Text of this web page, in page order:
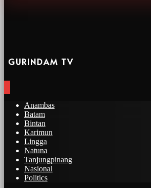
GURINDAM TV
Anambas
Batam
Bintan
Karimun
Lingga
Natuna
Tanjungpinang
Nasional
Politics